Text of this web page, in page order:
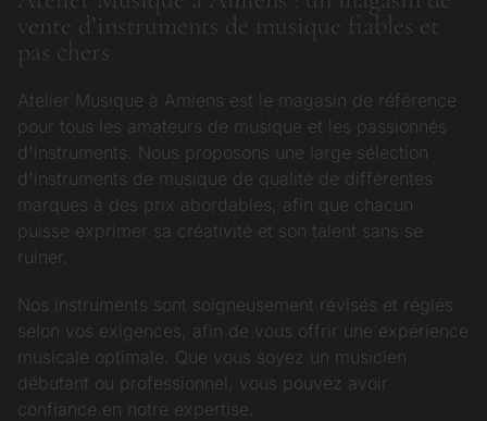
vente d’instruments de musique fiables et
pas chers
Atelier Musique à Amiens est le magasin de référence
pour tous les amateurs de musique et les passionnés
d'instruments. Nous proposons une large sélection
d'instruments de musique de qualité de différentes
marques à des prix abordables, afin que chacun
puisse exprimer sa créativité et son talent sans se
ruiner.
Nos instruments sont soigneusement révisés et réglés
selon vos exigences, afin de vous offrir une expérience
musicale optimale. Que vous soyez un musicien
débutant ou professionnel, vous pouvez avoir
confiance en notre expertise.